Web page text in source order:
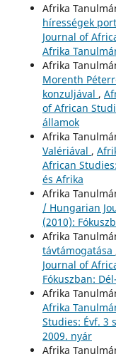
Afrika
hírességek
Journal of
Afrika
Afrika
Morenth
konzuljával ,
of African
államok
Afrika
Valériával ,
African
és Afrika
Afrika
/ Hungarian
(2010):
Afrika
távtámogatása
Journal of
Fókuszban:
Afrika
Afrika
Studies: Évf. 3
2009. nyár
Afrika